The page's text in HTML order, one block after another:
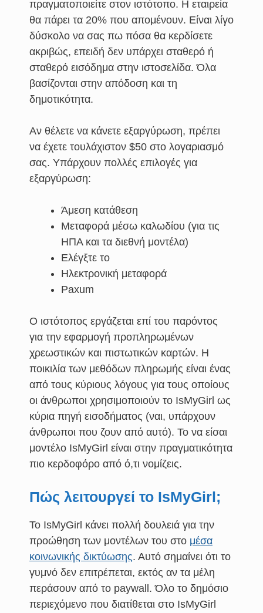
πραγματοποιείτε στον ιστότοπο. Η εταιρεία
θα πάρει τα 20% που απομένουν. Είναι λίγο
δύσκολο να σας πω πόσα θα κερδίσετε
ακριβώς, επειδή δεν υπάρχει σταθερό ή
σταθερό εισόδημα στην ιστοσελίδα. Όλα
βασίζονται στην απόδοση και τη
δημοτικότητα.
Αν θέλετε να κάνετε εξαργύρωση, πρέπει
να έχετε τουλάχιστον $50 στο λογαριασμό
σας. Υπάρχουν πολλές επιλογές για
εξαργύρωση:
Άμεση κατάθεση
Μεταφορά μέσω καλωδίου (για τις
ΗΠΑ και τα διεθνή μοντέλα)
Ελέγξτε το
Ηλεκτρονική μεταφορά
Paxum
Ο ιστότοπος εργάζεται επί του παρόντος
για την εφαρμογή προπληρωμένων
χρεωστικών και πιστωτικών καρτών. Η
ποικιλία των μεθόδων πληρωμής είναι ένας
από τους κύριους λόγους για τους οποίους
οι άνθρωποι χρησιμοποιούν το IsMyGirl ως
κύρια πηγή εισοδήματος (ναι, υπάρχουν
άνθρωποι που ζουν από αυτό). Το να είσαι
μοντέλο IsMyGirl είναι στην πραγματικότητα
πιο κερδοφόρο από ό,τι νομίζεις.
Πώς λειτουργεί το IsMyGirl;
Το IsMyGirl κάνει πολλή δουλειά για την
προώθηση των μοντέλων του στο μέσα
κοινωνικής δικτύωσης. Αυτό σημαίνει ότι το
γυμνό δεν επιτρέπεται, εκτός αν τα μέλη
περάσουν από το paywall. Όλο το δημόσιο
περιεχόμενο που διατίθεται στο IsMyGirl